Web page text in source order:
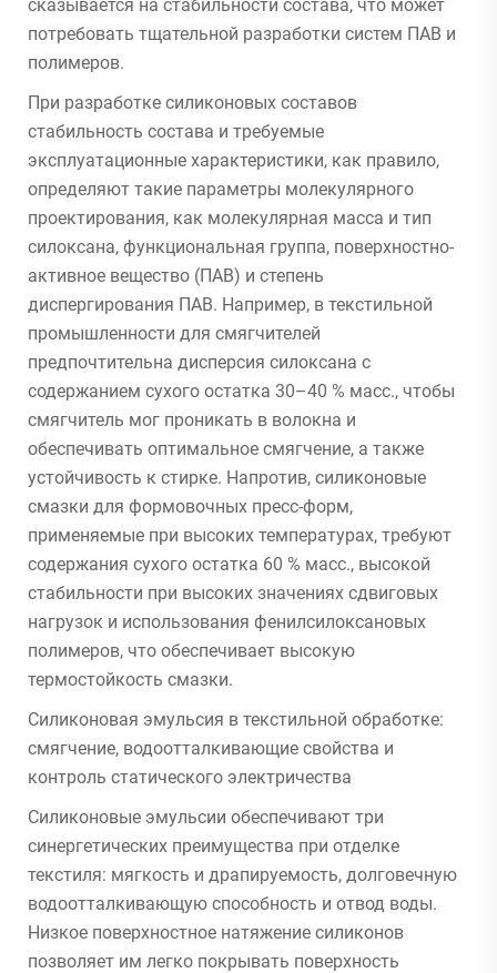
сказывается на стабильности состава, что может
потребовать тщательной разработки систем ПАВ и
полимеров.
При разработке силиконовых составов
стабильность состава и требуемые
эксплуатационные характеристики, как правило,
определяют такие параметры молекулярного
проектирования, как молекулярная масса и тип
силоксана, функциональная группа, поверхностно-
активное вещество (ПАВ) и степень
диспергирования ПАВ. Например, в текстильной
промышленности для смягчителей
предпочтительна дисперсия силоксана с
содержанием сухого остатка 30–40 % масс., чтобы
смягчитель мог проникать в волокна и
обеспечивать оптимальное смягчение, а также
устойчивость к стирке. Напротив, силиконовые
смазки для формовочных пресс-форм,
применяемые при высоких температурах, требуют
содержания сухого остатка 60 % масс., высокой
стабильности при высоких значениях сдвиговых
нагрузок и использования фенилсилоксановых
полимеров, что обеспечивает высокую
термостойкость смазки.
Силиконовая эмульсия в текстильной обработке:
смягчение, водоотталкивающие свойства и
контроль статического электричества
Силиконовые эмульсии обеспечивают три
синергетических преимущества при отделке
текстиля: мягкость и драпируемость, долговечную
водоотталкивающую способность и отвод воды.
Низкое поверхностное натяжение силиконов
позволяет им легко покрывать поверхность